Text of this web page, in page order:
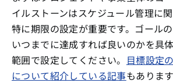
イルストーンはスケジュール管理に
特に期限の設定が重要です。ゴール
いつまでに達成すれば良いのかを具
範囲で設定してください。 目標設定
について紹介している記事もありま